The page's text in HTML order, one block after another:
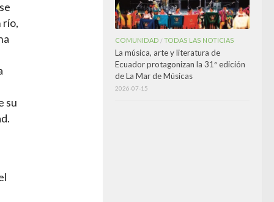
río,
su
COMUNIDAD /TODAS LAS NOTICIAS
La música, arte y literatura de
Ecuador protagonizan la 31ª edición
de La Mar de Músicas
2026-07-15